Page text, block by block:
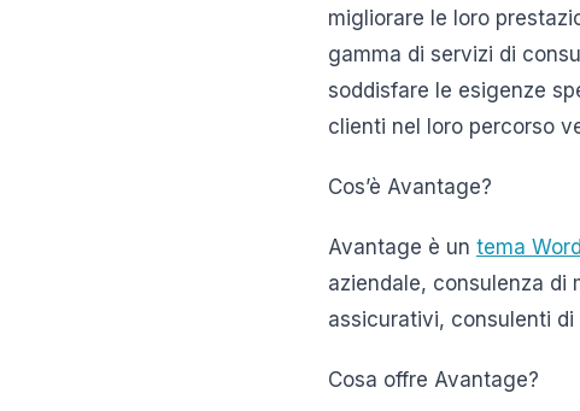
migliorare le loro
gamma di servizi di
soddisfare le esigenze
clienti nel loro percorso
Cos’è Avantage?
Avantage è un tema
aziendale, consulenza di
assicurativi, consulenti
Cosa offre Avantage?